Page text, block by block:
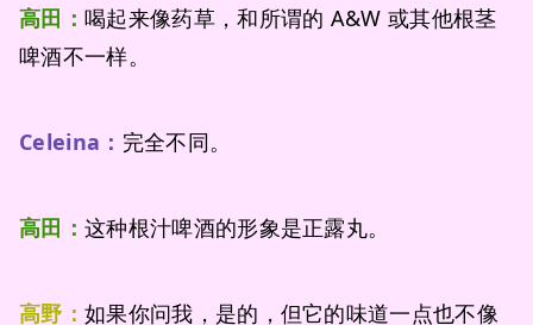
高田： 喝起来像药草，和所谓的 A&W 或其他根茎
啤酒不一样。
Celeina： 完全不同。
高田： 这种根汁啤酒的形象是正露丸。
高野： 如果你问我，是的，但它的味道一点也不像